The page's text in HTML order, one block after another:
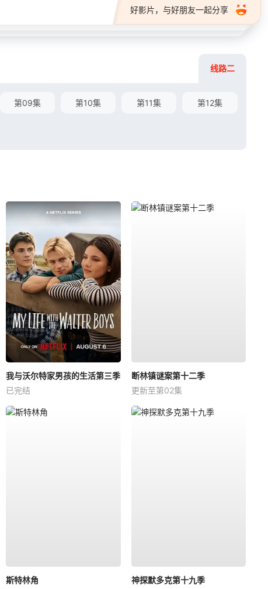
好影片，与好朋友一起分享
线路二
第09集 第10集 第11集 第12集
我与沃尔特家男孩的生活第三季
已完结
断林镇谜案第十二季
更新至第02集
斯特林角
神探默多克第十九季